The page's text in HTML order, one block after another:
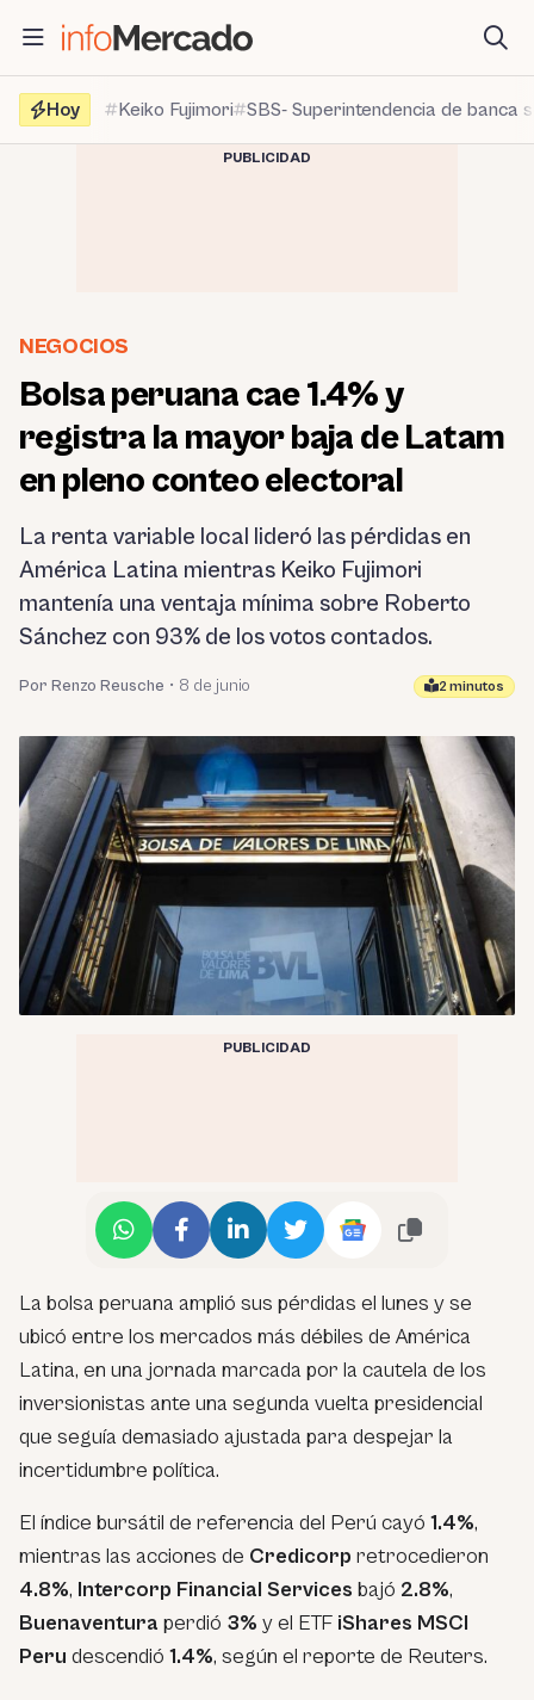
contenido
Hoy
Keiko Fujimori SBS- Superintendencia de banca
PUBLICIDAD
NEGOCIOS
Bolsa peruana cae 1.4% y
registra la mayor baja de Latam
en pleno conteo electoral
La renta variable local lideró las pérdidas en
América Latina mientras Keiko Fujimori
mantenía una ventaja mínima sobre Roberto
Sánchez con 93% de los votos contados.
Por Renzo Reusche • 8 de junio 2 minutos
PUBLICIDAD
La bolsa peruana amplió sus pérdidas el lunes y se
ubicó entre los mercados más débiles de América
Latina, en una jornada marcada por la cautela de los
inversionistas ante una segunda vuelta presidencial
que seguía demasiado ajustada para despejar la
incertidumbre política.
El índice bursátil de referencia del Perú cayó 1.4%,
mientras las acciones de Credicorp retrocedieron
4.8%, Intercorp Financial Services bajó 2.8%,
Buenaventura perdió 3% y el ETF iShares MSCI
Peru descendió 1.4%, según el reporte de Reuters.